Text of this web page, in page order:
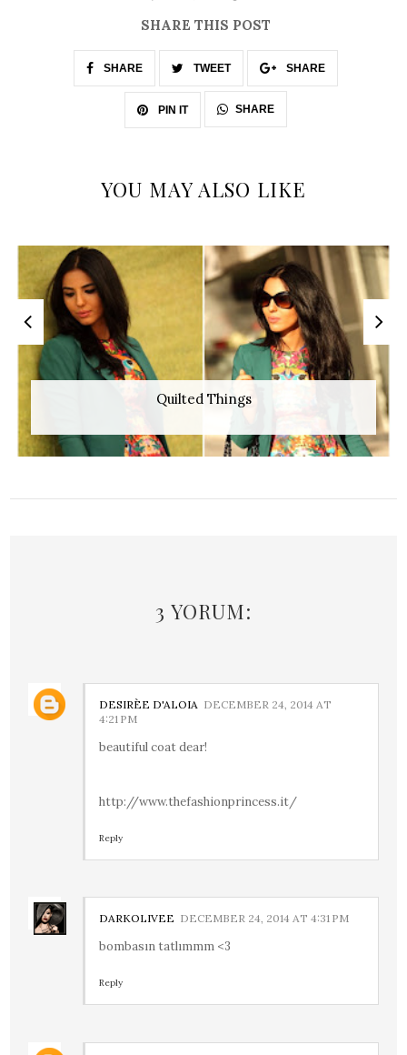
SHARE THIS POST
SHARE TWEET SHARE
PIN IT SHARE
YOU MAY ALSO LIKE
Quilted Things
3 YORUM:
DESIRÈE D'ALOIA DECEMBER 24, 2014 AT
4:21 PM
beautiful coat dear!
http://www.thefashionprincess.it/
Reply
DARKOLIVEE DECEMBER 24, 2014 AT 4:31 PM
bombasın tatlımmm <3
Reply